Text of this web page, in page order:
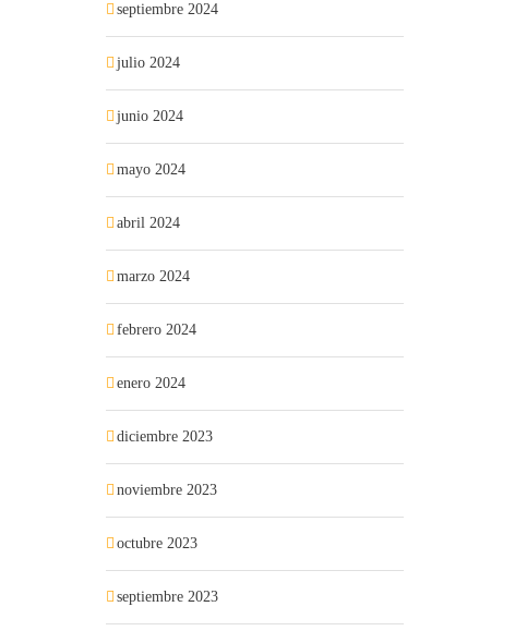
septiembre 2024
julio 2024
junio 2024
mayo 2024
abril 2024
marzo 2024
febrero 2024
enero 2024
diciembre 2023
noviembre 2023
octubre 2023
septiembre 2023